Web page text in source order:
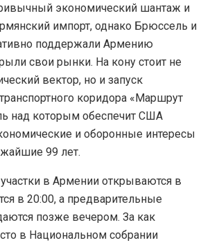
экономический шантаж и
импорт, однако Брюссель и
поддержали Армению
свои рынки. На кону стоит не
вектор, но и запуск
транспортного коридора «Маршрут
над которым обеспечит США
и оборонные интересы
99 лет.
в Армении открываются в
в 20:00, а предварительные
позже вечером. За как
в Национальном собрании